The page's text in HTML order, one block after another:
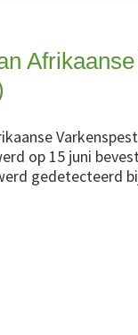
op 15 juni
gedetecteerd